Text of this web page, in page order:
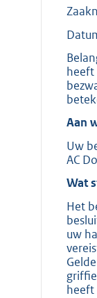
heeft
Aan
Uw
AC
Wat
Het
uw
heeft